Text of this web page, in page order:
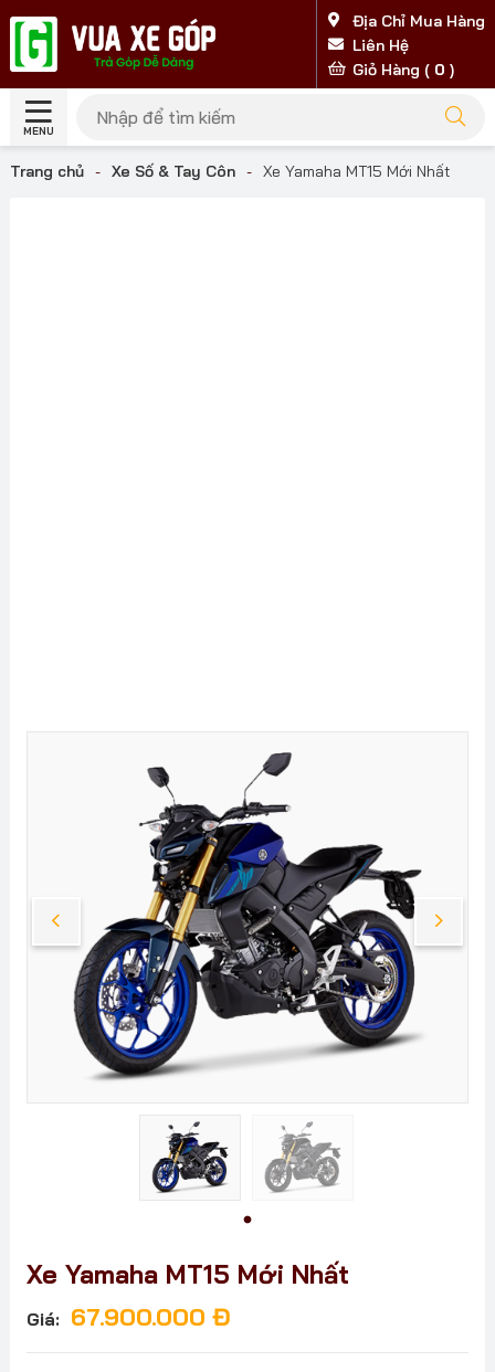
Địa Chỉ Mua Hàng
Liên Hệ
Giỏ Hàng ( 0 )
MENU
Trang chủ - Xe Số & Tay Côn - Xe Yamaha MT15 Mới Nhất
Xe Yamaha MT15 Mới Nhất
Giá: 67.900.000 Đ